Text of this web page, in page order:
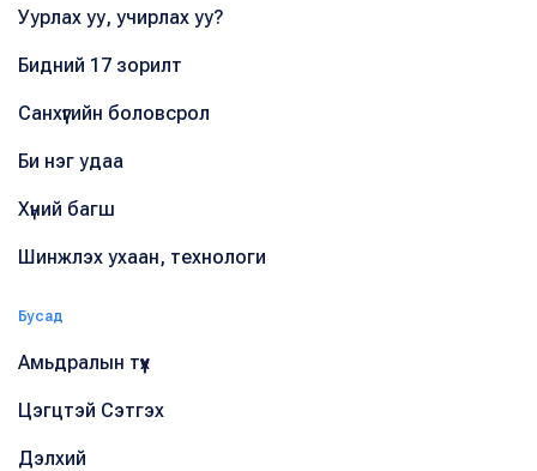
Уурлах уу, учирлах уу?
Бидний 17 зорилт
Санхүүгийн боловсрол
Би нэг удаа
Хүний багш
Шинжлэх ухаан, технологи
Бусад
Амьдралын түүх
Цэгцтэй Сэтгэх
Дэлхий